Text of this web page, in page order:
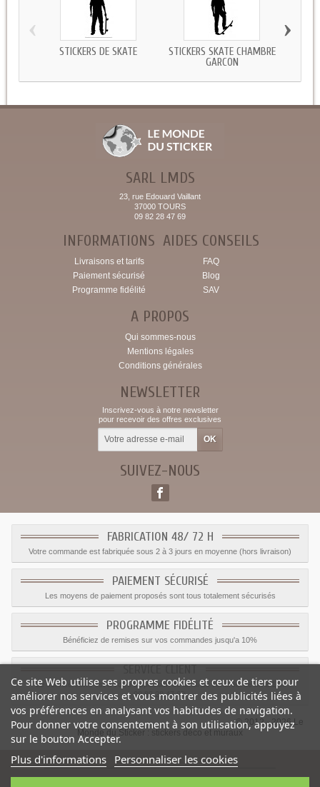
STICKERS DE SKATE
STICKERS SKATE CHAMBRE
GARCON
‹ ›
SARL LMDS
23, rue Edouard Vaillant
37000 TOURS
09 82 28 47 69
INFORMATIONS
Livraisons et tarifs
Paiement sécurisé
Programme fidélité
AIDES CONSEILS
FAQ
Blog
SAV
A PROPOS
Qui sommes-nous
Mentions légales
Conditions générales
NEWSLETTER
Inscrivez-vous à notre newsletter
pour recevoir des offres exclusives
SUIVEZ-NOUS
FABRICATION 48/ 72 H
Votre commande est fabriquée sous 2 à 3 jours en moyenne (hors livraison)
PAIEMENT SÉCURISÉ
Les moyens de paiement proposés sont tous totalement sécurisés
PROGRAMME FIDÉLITÉ
Bénéficiez de remises sur vos commandes jusqu'a 10%
Le service client est a votre disposition du lundi au vendredi de 8h à 17h
09.82.28.47.69.
© 2012 - 2026 Le
Monde du Sticker :
stickers déco et muraux
Ce site Web utilise ses propres cookies et ceux de tiers pour
améliorer nos services et vous montrer des publicités liées à
vos préférences en analysant vos habitudes de navigation.
Pour donner votre consentement à son utilisation, appuyez
sur le bouton Accepter.
Plus d'informations Personnaliser les cookies